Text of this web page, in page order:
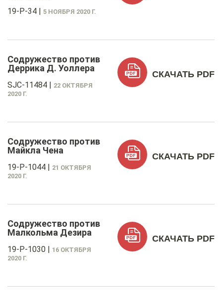
19-P-34 | 5 НОЯБРЯ 2020 Г.
Содружество против
Деррика Д. Уоллера
SJC-11484 | 22 ОКТЯБРЯ
2020 Г.
СКАЧАТЬ PDF
Содружество против
Майкла Чена
19-P-1044 | 21 ОКТЯБРЯ
2020 Г.
СКАЧАТЬ PDF
Содружество против
Малкольма Дезира
19-P-1030 | 16 ОКТЯБРЯ
2020 Г.
СКАЧАТЬ PDF